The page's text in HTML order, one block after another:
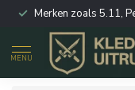
Merken zoals 5.11,
MENU